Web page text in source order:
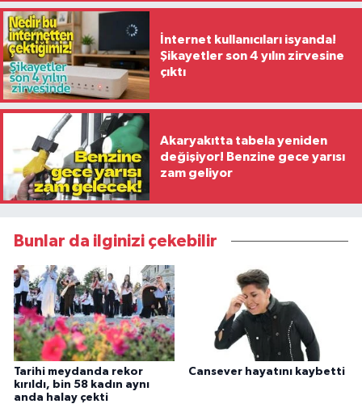
İnternet kullanıcıları isyanda!
Şikayetler son 4 yılın zirvesine
çıktı
Akaryakıtta tabela yeniden
değişiyor! Benzine gece yarısı
zam geliyor
Bunlar da ilginizi çekebilir
Tarihi meydanda rekor
kırıldı, bin 58 kadın aynı
anda halay çekti
Cansever hayatını kaybetti